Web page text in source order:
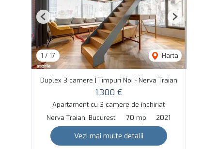
1 / 17 Harta
Previous Next
Duplex 3 camere | Timpuri Noi - Nerva Traian
1,300 €
Apartament cu 3 camere de închiriat
Nerva Traian, Bucuresti
70 mp 2021
Vezi mai multe detalii